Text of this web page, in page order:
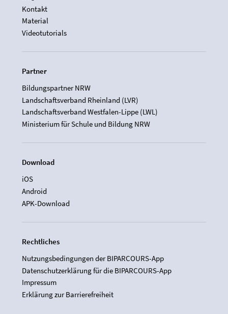
Kontakt
Material
Videotutorials
Partner
Bildungspartner NRW
Landschaftsverband Rheinland (LVR)
Landschaftsverband Westfalen-Lippe (LWL)
Ministerium für Schule und Bildung NRW
Download
iOS
Android
APK-Download
Rechtliches
Nutzungsbedingungen der BIPARCOURS-App
Datenschutzerklärung für die BIPARCOURS-App
Impressum
Erklärung zur Barrierefreiheit